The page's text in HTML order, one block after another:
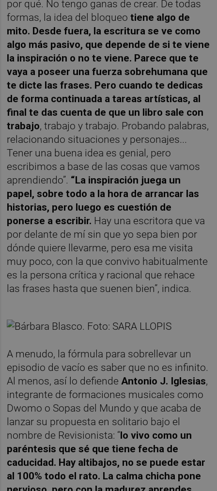
por qué. No tengo ganas de crear. De todas
formas, la idea del bloqueotiene algo de
mito. Desde fuera, la escritura se ve como
algo más pasivo, que depende de si te viene
la inspiración o no te viene. Parece que te
vaya a poseer una fuerza sobrehumana que
te dicte las frases. Pero cuando te dedicas
de forma continuada a tareas artísticas, al
final te das cuenta de que un libro sale con
trabajo, trabajo y trabajo. Probando palabras,
relacionando situaciones y personajes...
Tener una buena idea es genial, pero
escribimos a base de las cosas que vamos
aprendiendo”. “La inspiración juega un
papel, sobre todo a la hora de arrancar las
historias, pero luego es cuestión de
ponerse a escribir. Hay una escritora que va
por delante de mí sin que yo sepa bien por
dónde quiere llevarme, pero esa me visita
muy poco, con la que convivo habitualmente
es la persona crítica y racional que rehace
las frases hasta que suenen bien”, indica.
A menudo, la fórmula para sobrellevar un
episodio de vacío es saber que no es infinito.
Al menos, así lo defiende Antonio J. Iglesias,
integrante de formaciones musicales como
Dwomo o Sopas del Mundo y que acaba de
lanzar su propuesta en solitario bajo el
nombre de Revisionista: “lo vivo como un
paréntesis que sé que tiene fecha de
caducidad. Hay altibajos, no se puede estar
al 100% todo el rato. La calma chicha pone